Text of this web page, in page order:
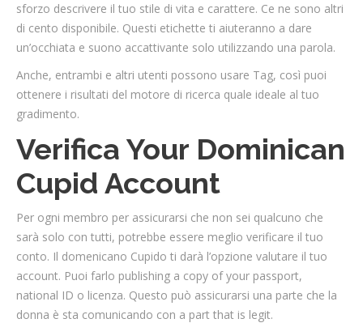
sforzo descrivere il tuo stile di vita e carattere. Ce ne sono altri
di cento disponibile. Questi etichette ti aiuteranno a dare
un’occhiata e suono accattivante solo utilizzando una parola.
Anche, entrambi e altri utenti possono usare Tag, così puoi
ottenere i risultati del motore di ricerca quale ideale al tuo
gradimento.
Verifica Your Dominican
Cupid Account
Per ogni membro per assicurarsi che non sei qualcuno che
sarà solo con tutti, potrebbe essere meglio verificare il tuo
conto. Il domenicano Cupido ti darà l’opzione valutare il tuo
account. Puoi farlo publishing a copy of your passport,
national ID o licenza. Questo può assicurarsi una parte che la
donna è sta comunicando con a part that is legit.